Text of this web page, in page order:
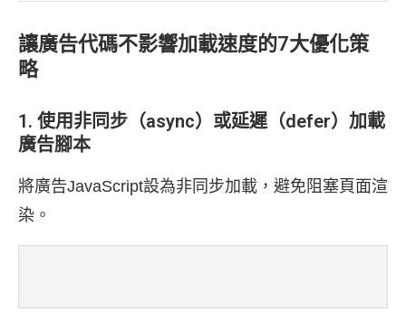
讓廣告代碼不影響加載速度的7大優化策
略
1. 使用非同步（async）或延遲（defer）加載
廣告腳本
將廣告JavaScript設為非同步加載，避免阻塞頁面渲
染。